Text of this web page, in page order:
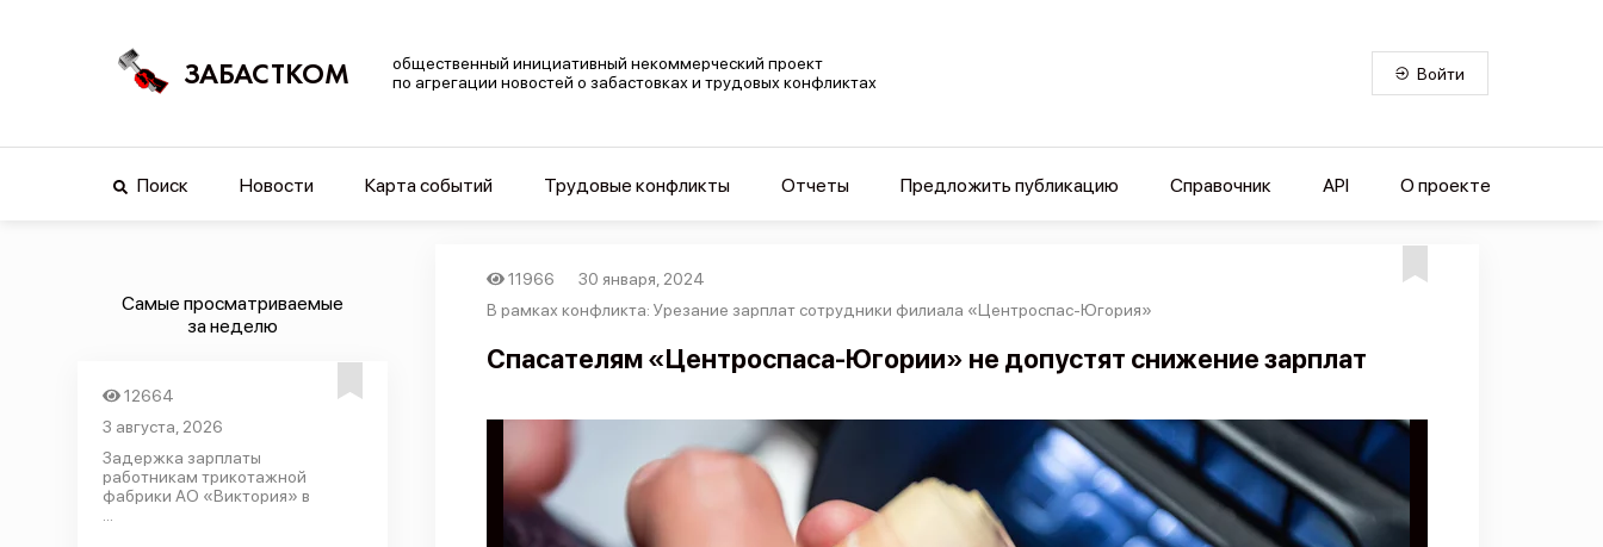
ЗАБАСТКОМ
общественный инициативный некоммерческий проект
по агрегации новостей о забастовках и трудовых конфликтах
Войти
Поиск Новости Карта событий Трудовые конфликты Отчеты Предложить публикацию Справочник API О проекте
Самые просматриваемые
за неделю
12664
3 августа, 2026
Задержка зарплаты
работникам трикотажной
фабрики АО «Виктория» в
11966
30 января, 2024
В рамках конфликта: Урезание зарплат сотрудники филиала «Центроспас-Югория»
Спасателям «Центроспаса-Югории» не допустят снижение зарплат